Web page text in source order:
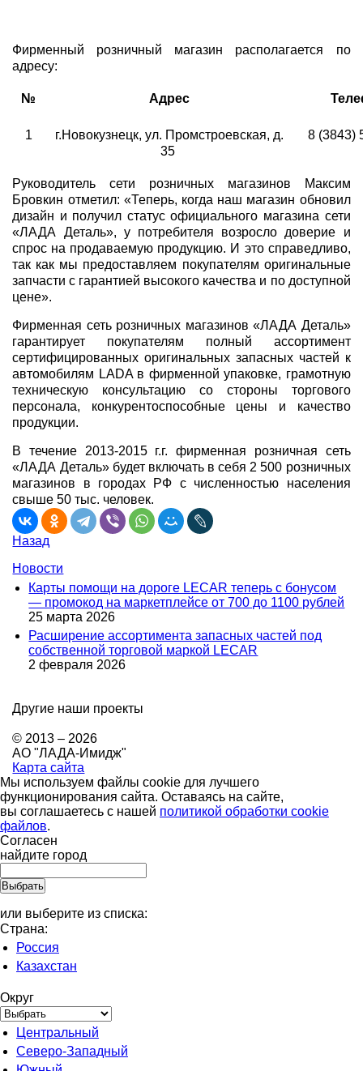
Фирменный розничный магазин располагается по
адресу:
№ Адрес
1
г.Новокузнецк, ул. Промстроевская, д.
35
8 (3843)
Руководитель сети розничных магазинов Максим
Бровкин отметил: «Теперь, когда наш магазин обновил
дизайн и получил статус официального магазина сети
«ЛАДА Деталь», у потребителя возросло доверие и
спрос на продаваемую продукцию. И это справедливо,
так как мы предоставляем покупателям оригинальные
запчасти с гарантией высокого качества и по доступной
цене».
Фирменная сеть розничных магазинов «ЛАДА Деталь»
гарантирует покупателям полный ассортимент
сертифицированных оригинальных запасных частей к
автомобилям LADA в фирменной упаковке, грамотную
техническую консультацию со стороны торгового
персонала, конкурентоспособные цены и качество
продукции.
В течение 2013-2015 г.г. фирменная розничная сеть
«ЛАДА Деталь» будет включать в себя 2 500 розничных
магазинов в городах РФ с численностью населения
свыше 50 тыс. человек.
Назад
Новости
Карты помощи на дороге LECAR теперь с бонусом
— промокод на маркетплейсе от 700 до 1100 рублей
25 марта 2026
Расширение ассортимента запасных частей под
собственной торговой маркой LECAR
2 февраля 2026
Другие наши проекты
© 2013 – 2026
АО "ЛАДА-Имидж"
Карта сайта
Мы используем файлы cookie для лучшего
функционирования сайта. Оставаясь на сайте,
вы соглашаетесь с нашей политикой обработки cookie
файлов.
Согласен
найдите город
или выберите из списка:
Страна:
Россия
Казахстан
Округ
Центральный
Северо-Западный